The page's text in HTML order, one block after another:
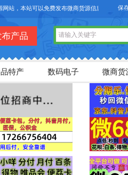
本站可以免费发布微商货源信息，免费发布供保
产品
特产 数码电子 微商货